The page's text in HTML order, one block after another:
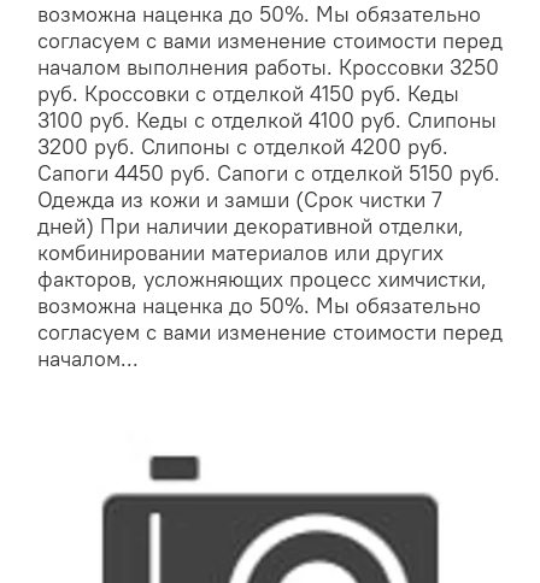
возможна наценка до 50%. Мы обязательно
согласуем с вами изменение стоимости перед
началом выполнения работы. Кроссовки 3250
руб. Кроссовки с отделкой 4150 руб. Кеды
3100 руб. Кеды с отделкой 4100 руб. Слипоны
3200 руб. Слипоны с отделкой 4200 руб.
Сапоги 4450 руб. Сапоги с отделкой 5150 руб.
Одежда из кожи и замши (Срок чистки 7
дней) При наличии декоративной отделки,
комбинировании материалов или других
факторов, усложняющих процесс химчистки,
возможна наценка до 50%. Мы обязательно
согласуем с вами изменение стоимости перед
началом...